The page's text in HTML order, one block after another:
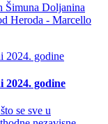
Šimuna Doljanina
Heroda - Marcello
2024. godine
se sve u